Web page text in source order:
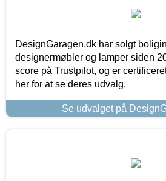
DesignGaragen.dk har solgt
designermøbler og lamper siden
score på Trustpilot, og er
her for at se deres udvalg.
Se udvalget på